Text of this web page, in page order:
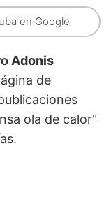
en Google
Adonis
de
ola de calor"